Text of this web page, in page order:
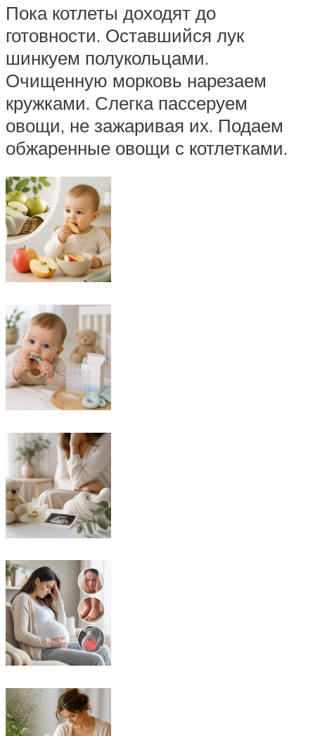
Пока котлеты доходят до
готовности. Оставшийся лук
шинкуем полукольцами.
Очищенную морковь нарезаем
кружками. Слегка пассеруем
овощи, не зажаривая их. Подаем
обжаренные овощи с котлетками.